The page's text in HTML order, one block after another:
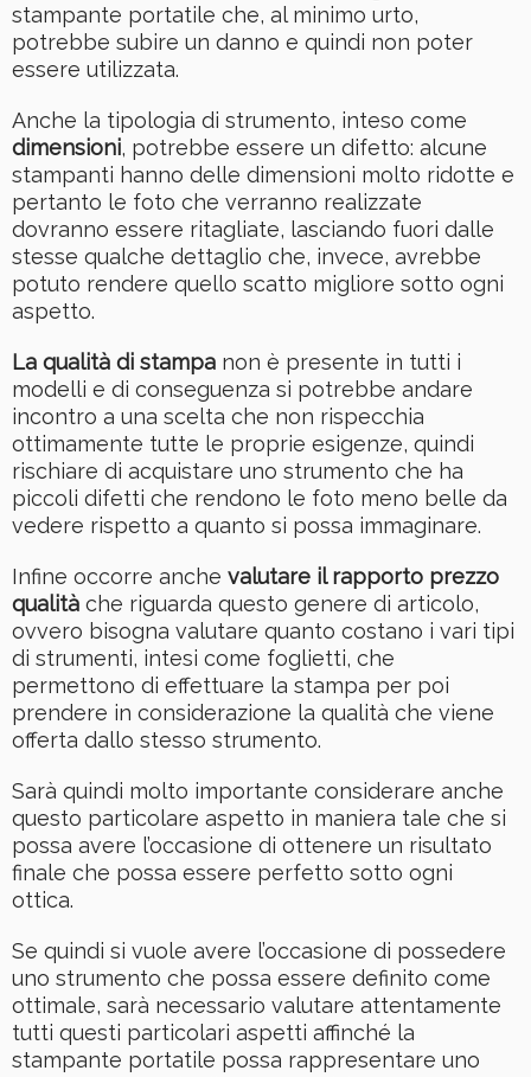
stampante portatile che, al minimo urto,
potrebbe subire un danno e quindi non poter
essere utilizzata.
Anche la tipologia di strumento, inteso come
dimensioni, potrebbe essere un difetto: alcune
stampanti hanno delle dimensioni molto ridotte e
pertanto le foto che verranno realizzate
dovranno essere ritagliate, lasciando fuori dalle
stesse qualche dettaglio che, invece, avrebbe
potuto rendere quello scatto migliore sotto ogni
aspetto.
La qualità di stampa non è presente in tutti i
modelli e di conseguenza si potrebbe andare
incontro a una scelta che non rispecchia
ottimamente tutte le proprie esigenze, quindi
rischiare di acquistare uno strumento che ha
piccoli difetti che rendono le foto meno belle da
vedere rispetto a quanto si possa immaginare.
Infine occorre anche valutare il rapporto prezzo
qualità che riguarda questo genere di articolo,
ovvero bisogna valutare quanto costano i vari tipi
di strumenti, intesi come foglietti, che
permettono di effettuare la stampa per poi
prendere in considerazione la qualità che viene
offerta dallo stesso strumento.
Sarà quindi molto importante considerare anche
questo particolare aspetto in maniera tale che si
possa avere l’occasione di ottenere un risultato
finale che possa essere perfetto sotto ogni
ottica.
Se quindi si vuole avere l’occasione di possedere
uno strumento che possa essere definito come
ottimale, sarà necessario valutare attentamente
tutti questi particolari aspetti affinché la
stampante portatile possa rappresentare uno